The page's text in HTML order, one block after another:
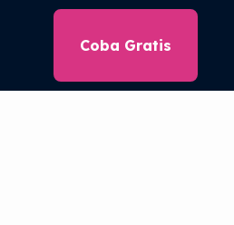
Coba Gratis